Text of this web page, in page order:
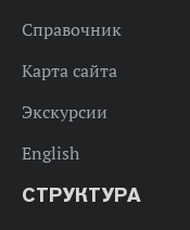
Справочник
Карта сайта
Экскурсии
English
СТРУКТУРА